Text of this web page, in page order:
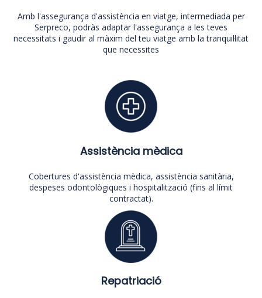
Amb l'assegurança d'assistència en viatge, intermediada per
Serpreco, podràs adaptar l'assegurança a les teves
necessitats i gaudir al màxim del teu viatge amb la tranquil·litat
que necessites
Assistència mèdica
Cobertures d'assistència mèdica, assistència sanitària,
despeses odontològiques i hospitalització (fins al límit
contractat).
Repatriació